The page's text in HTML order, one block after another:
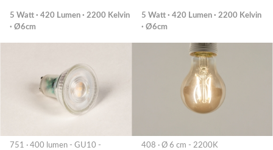
5 Watt · 420 Lumen · 2200 Kelvin
· Ø6cm
5 Watt · 420 Lumen · 2200 Kelvin
· Ø6cm
751 · 400 lumen - GU10 -
408 · Ø 6 cm - 2200K